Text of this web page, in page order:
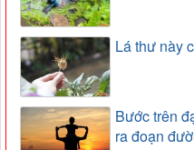
Lá thư này
Bước trên
ra đoạn